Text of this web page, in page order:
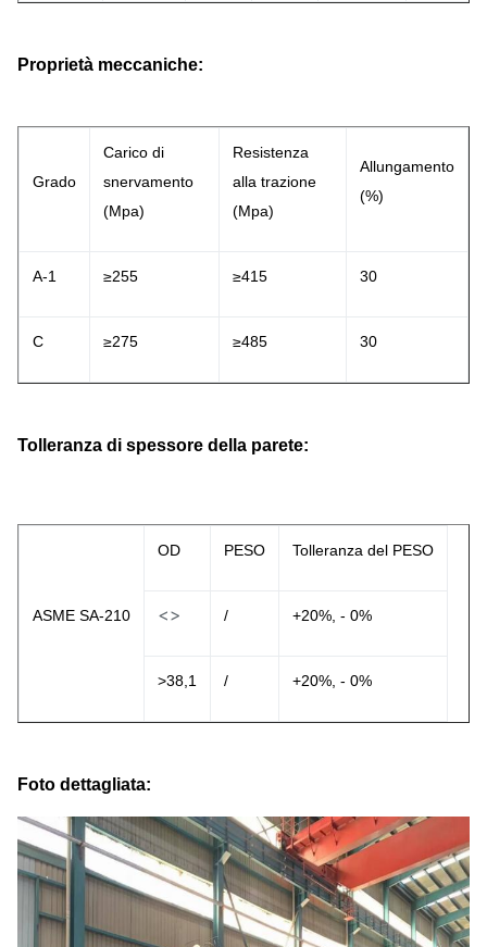
Proprietà meccaniche:
Grado
Carico di
snervamento
(Mpa)
Resistenza
alla trazione
(Mpa)
Allungamento
(%)
A-1 ≥255 ≥415 30
C ≥275 ≥485 30
Tolleranza di spessore della parete:
ASME SA-210
OD PESO Tolleranza del PESO
<> / +20%, - 0%
>38,1 / +20%, - 0%
Foto dettagliata: